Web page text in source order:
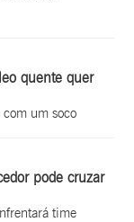
quente quer
um soco
pode cruzar
time